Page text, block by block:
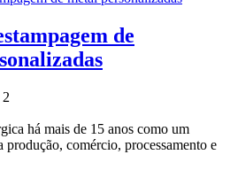
de
há mais de 15 anos como um
produção, comércio, processamento e